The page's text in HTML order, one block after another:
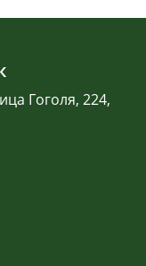
Гоголя, 224,